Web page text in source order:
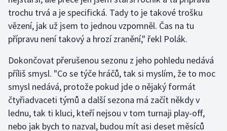
Volejbal
Ostatní
trochu trvá a je specifická. Tady to je takové trošku
vězení, jak už jsem to jednou vzpomněl. Čas na tu
přípravu není takový a hrozí zranění," řekl Polák.
Dokončovat přerušenou sezonu z jeho pohledu nedává
příliš smysl. "Co se týče hráčů, tak si myslím, že to moc
smysl nedává, protože pokud jde o nějaký formát
čtyřiadvaceti týmů a další sezona má začít někdy v
lednu, tak ti kluci, kteří nejsou v tom turnaji play-off,
nebo jak bych to nazval, budou mít asi deset měsíců